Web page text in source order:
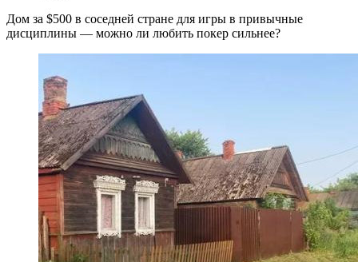
Дом за $500 в соседней стране для игры в привычные
дисциплины — можно ли любить покер сильнее?